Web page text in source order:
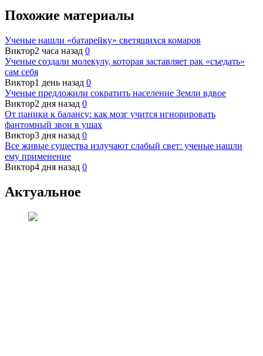
Похожие материалы
Ученые нашли «батарейку» светящихся комаров
Виктор2 часа назад 0
Ученые создали молекулу, которая заставляет рак «съедать»
сам себя
Виктор1 день назад 0
Ученые предложили сократить население Земли вдвое
Виктор2 дня назад 0
От паники к балансу: как мозг учится игнорировать
фантомный звон в ушах
Виктор3 дня назад 0
Все живые существа излучают слабый свет: ученые нашли
ему применение
Виктор4 дня назад 0
Актуальное